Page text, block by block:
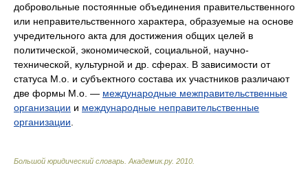
добровольные постоянные объединения правительственного
или неправительственного характера, образуемые на основе
учредительного акта для достижения общих целей в
политической, экономической, социальной, научно-
технической, культурной и др. сферах. В зависимости от
статуса М.о. и субъектного состава их участников различают
две формы М.о. — международные межправительственные
организации и международные неправительственные
организации
Большой юридический словарь Академик.ру. 2010